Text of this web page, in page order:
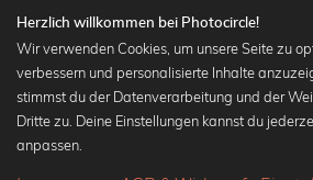
Beliebte Kollektionen
Wandbilder in schwarz-weiß
Herzlich willkommen bei Photocircle!
Wir verwenden Cookies, um unsere Seite zu
verbessern und personalisierte Inhalte
stimmst du der Datenverarbeitung und der
Dritte zu. Deine Einstellungen kannst du
anpassen.